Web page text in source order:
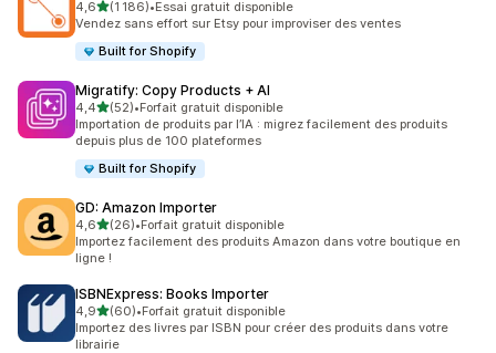
4,6étoile(s) sur 5
(1 186)
1186 avis au total
•Essai gratuit disponible
Vendez sans effort sur Etsy pour improviser des ventes
Built for Shopify
Migratify: Copy Products + AI
4,4étoile(s) sur 5
(52)
52 avis au total
•Forfait gratuit disponible
Importation de produits par l’IA : migrez facilement des produits
depuis plus de 100 plateformes
Built for Shopify
GD: Amazon Importer
4,6étoile(s) sur 5
(26)
26 avis au total
•Forfait gratuit disponible
Importez facilement des produits Amazon dans votre boutique en
ligne !
ISBNExpress: Books Importer
4,9étoile(s) sur 5
(60)
60 avis au total
•Forfait gratuit disponible
Importez des livres par ISBN pour créer des produits dans votre
librairie